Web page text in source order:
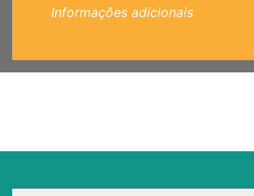
Informações adicionais